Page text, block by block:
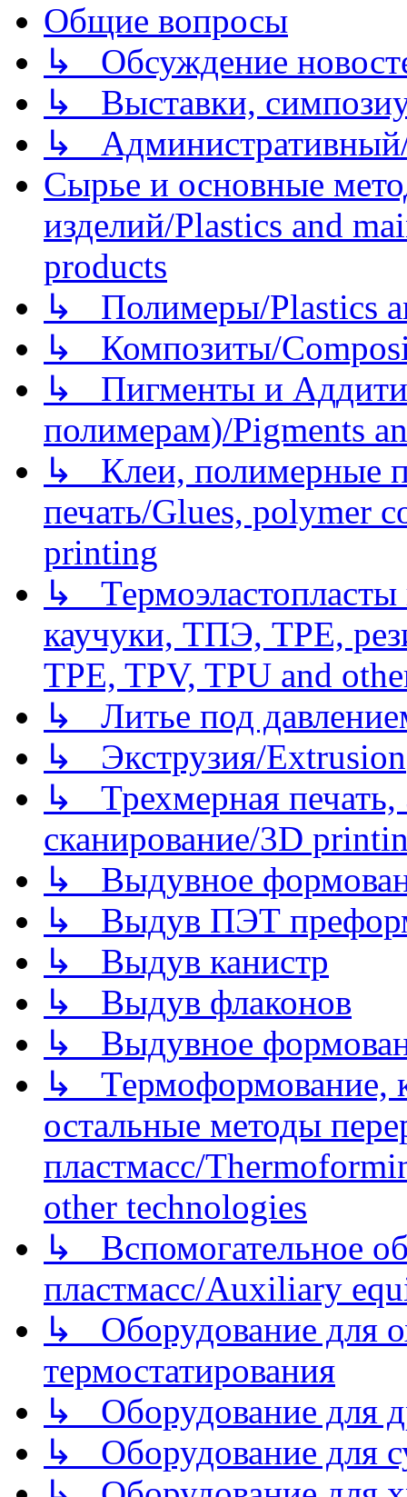
Общие вопросы
↳ Обсуждение
↳ Выставки,
↳
Сырье и основные
изделий/Plastics and
products
↳ Полимеры/Plastics
↳ Композиты/
↳ Пигменты и
полимерам)/Pigments
↳ Клеи, полимерные
печать/Glues, polymer
printing
↳
каучуки, ТПЭ, TPE,
TPE, TPV, TPU and
↳ Литье под
↳ Экструзия/Extrusion
↳ Трехмерная
сканирование/3D
↳ Выдувное
↳ Выдув ПЭТ
↳ Выдув канистр
↳ Выдув флаконов
↳ Выдувное
↳ Термоформование,
остальные методы
пластмасс/
other technologies
↳ Вспомогательное
пластмасс/Auxiliary
↳ Оборудование для
термостатирования
↳ Оборудование для
↳ Оборудование для